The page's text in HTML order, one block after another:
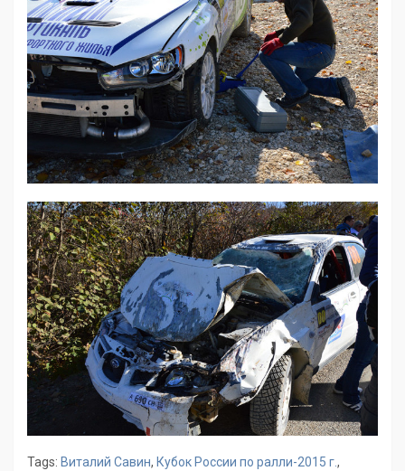
Tags: Виталий Савин, Кубок России по ралли-2015 г.,